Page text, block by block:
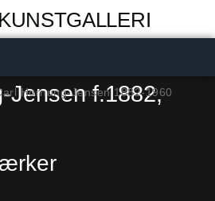
Hornung-Jensen 1882-1960
Jensen f.1882,